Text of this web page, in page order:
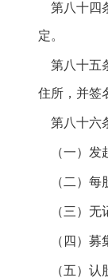
第八十四
定。
第八十五
住所，并签
第八十六
（一）发
（二）每
（三）无
（四）募
（五）认